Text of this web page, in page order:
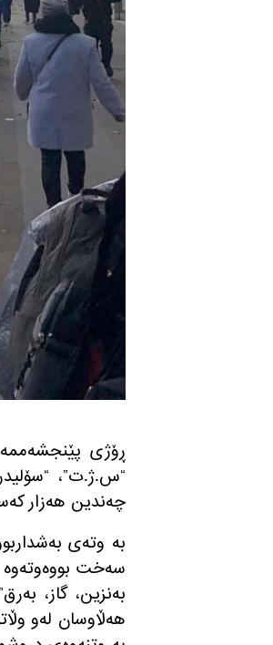
“س.ژ.ت”،
چه‌ندین هه‌زار
به‌ وته‌ی
هه‌ڵاوسان له‌و